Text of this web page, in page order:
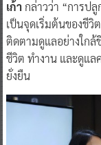
เก้ากล่าวว่า “การปลู
เป็นจุดเริ่มต้นของชี
ติดตามดูแลอย่างใกล้
ชีวิต ทำงาน และดูแ
ยั่งยืน